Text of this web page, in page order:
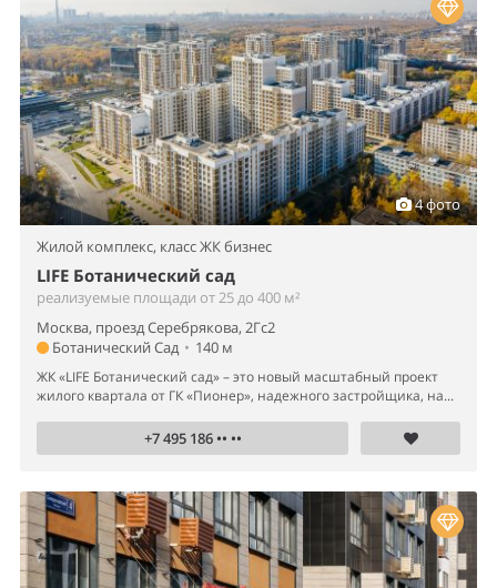
4 фото
Жилой комплекс, класс ЖК бизнес
LIFE Ботанический сад
реализуемые площади от 25 до 400 м²
Москва, проезд Серебрякова, 2Гс2
Ботанический Сад • 140 м
ЖК «LIFE Ботанический сад» – это новый масштабный проект
жилого квартала от ГК «Пионер», надежного застройщика, на...
+7 495 186 •• ••